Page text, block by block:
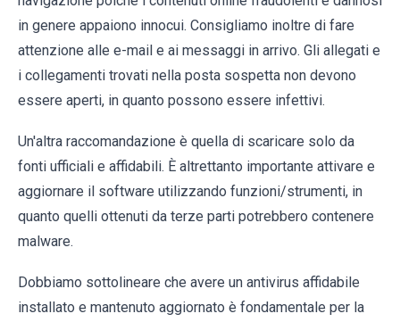
in genere appaiono innocui. Consigliamo inoltre di fare
attenzione alle e-mail e ai messaggi in arrivo. Gli allegati e
i collegamenti trovati nella posta sospetta non devono
essere aperti, in quanto possono essere infettivi.
Un'altra raccomandazione è quella di scaricare solo da
fonti ufficiali e affidabili. È altrettanto importante attivare e
aggiornare il software utilizzando funzioni/strumenti, in
quanto quelli ottenuti da terze parti potrebbero contenere
malware.
Dobbiamo sottolineare che avere un antivirus affidabile
installato e mantenuto aggiornato è fondamentale per la